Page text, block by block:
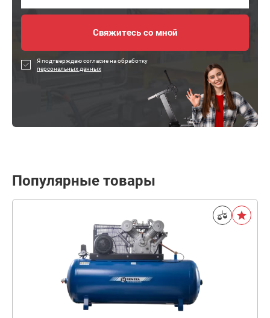
Я подтверждаю согласие на обработку
персональных данных
Популярные товары